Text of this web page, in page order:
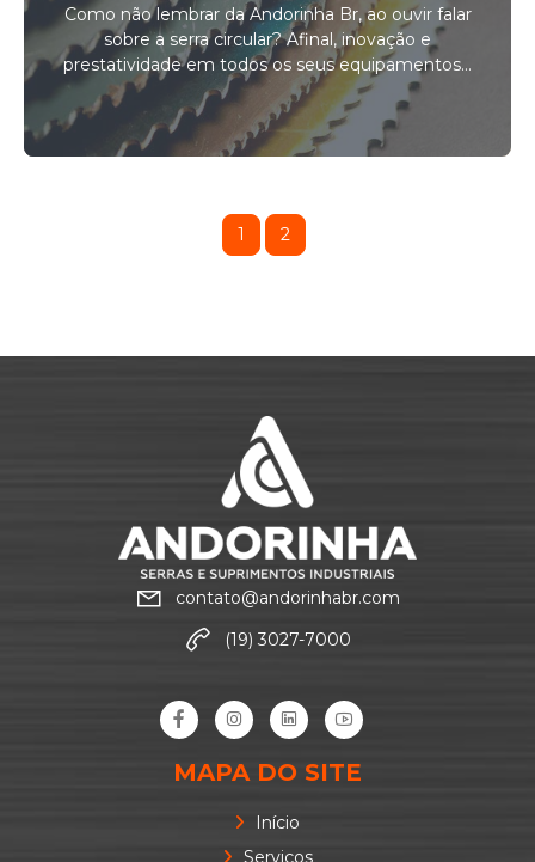
Como não lembrar da Andorinha Br, ao ouvir falar
sobre a serra circular? Afinal, inovação e
prestatividade em todos os seus equipamentos...
1 2
contato@andorinhabr.com
(19) 3027-7000
MAPA DO SITE
Início
Serviços